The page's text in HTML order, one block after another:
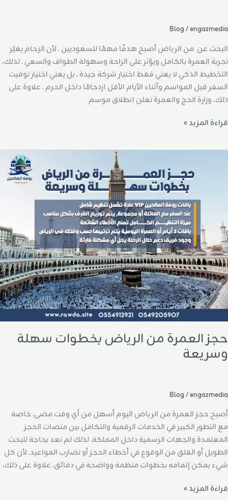
Blog/engazmedia
البحث عن من الرياض أصبح هدفًا مهمًا للسعوديين . لأن الزحام يغيّر
تجربة العمرة بالكامل ويؤثر على الراحة وسهولة الطواف والسعي . لذلك،
التخطيط الذكي لا يعني فقط اختيار شركة جيدة . بل يعني اختيار توقيت
السفر قبل المواسم وأثناء الأيام الأقل ازدحامًا داخل الحرم . علاوة على
ذلك، وزارة الحج والعمرة تعلن انطلاق موسم
قراءة المزيد »
حجز العمرة من الرياض بخطوات سهلة
وسريعة
Blog/engazmedia
أصبح حجز العمرة من الرياض اليوم أسهل من أي وقت مضى. خاصة
مع التطور الكبير في الخدمات الرقمية والتكامل بين منصات الحجز
المعتمدة والجهات الرسمية داخل المملكة. لذلك لم تعد بحاجة للبحث
الطويل أو القلق من الوقوع في أخطاء الحجز أو تضارب المواعيد. لأن كل
شيء يمكن إتمامه بخطوات منظمة وواضحة في دقائق. علاوة على ذلك،
سهلة
وسريعة
قراءة المزيد »